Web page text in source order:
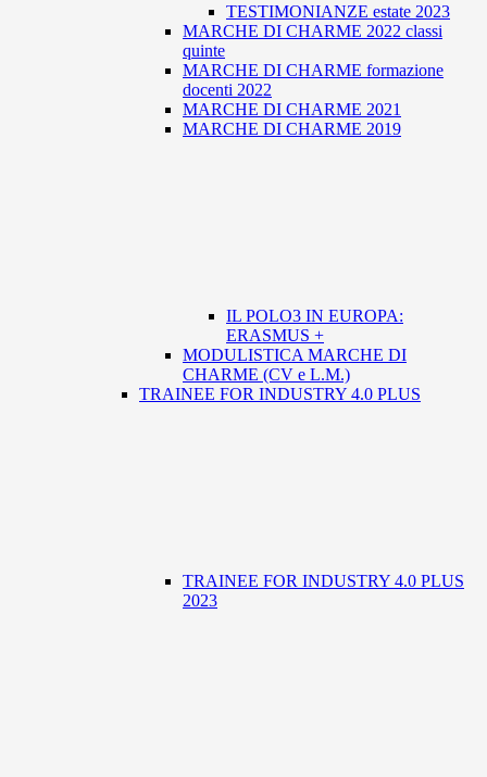
TESTIMONIANZE estate 2023
MARCHE DI CHARME 2022 classi
quinte
MARCHE DI CHARME formazione
docenti 2022
MARCHE DI CHARME 2021
MARCHE DI CHARME 2019
IL POLO3 IN EUROPA:
ERASMUS +
MODULISTICA MARCHE DI
CHARME (CV e L.M.)
TRAINEE FOR INDUSTRY 4.0 PLUS
TRAINEE FOR INDUSTRY 4.0 PLUS
2023